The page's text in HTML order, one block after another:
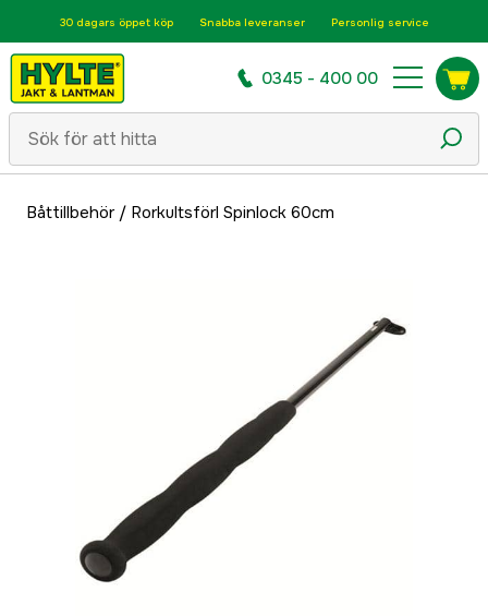
30 dagars öppet köp Snabba leveranser Personlig service
0345 - 400 00
Båttillbehör/ Rorkultsförl Spinlock 60cm